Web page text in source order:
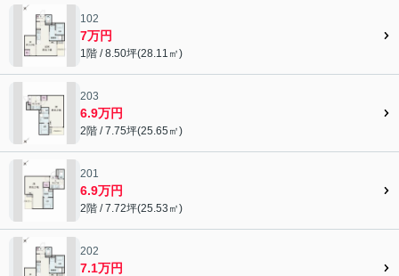
102
7万円
1階 / 8.50坪(28.11㎡)
203
6.9万円
2階 / 7.75坪(25.65㎡)
201
6.9万円
2階 / 7.72坪(25.53㎡)
202
7.1万円